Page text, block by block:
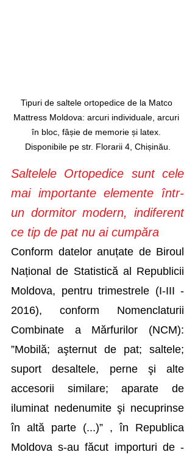
Tipuri de saltele ortopedice de la Matco
Mattress Moldova: arcuri individuale, arcuri
în bloc, fâșie de memorie și latex.
Disponibile pe str. Florarii 4, Chișinău.
Saltelele Ortopedice sunt cele
mai importante elemente într-
un dormitor modern, indiferent
ce tip de pat nu ai cumpăra
Conform datelor anuțate de Biroul
Național de Statistică al Republicii
Moldova, pentru trimestrele (I-III -
2016), conform Nomenclaturii
Combinate a Mărfurilor (NCM):
”Mobilă; aşternut de pat; saltele;
suport desaltele, perne şi alte
accesorii similare; aparate de
iluminat nedenumite şi necuprinse
în altă parte (...)” , în Republica
Moldova s-au făcut importuri de -